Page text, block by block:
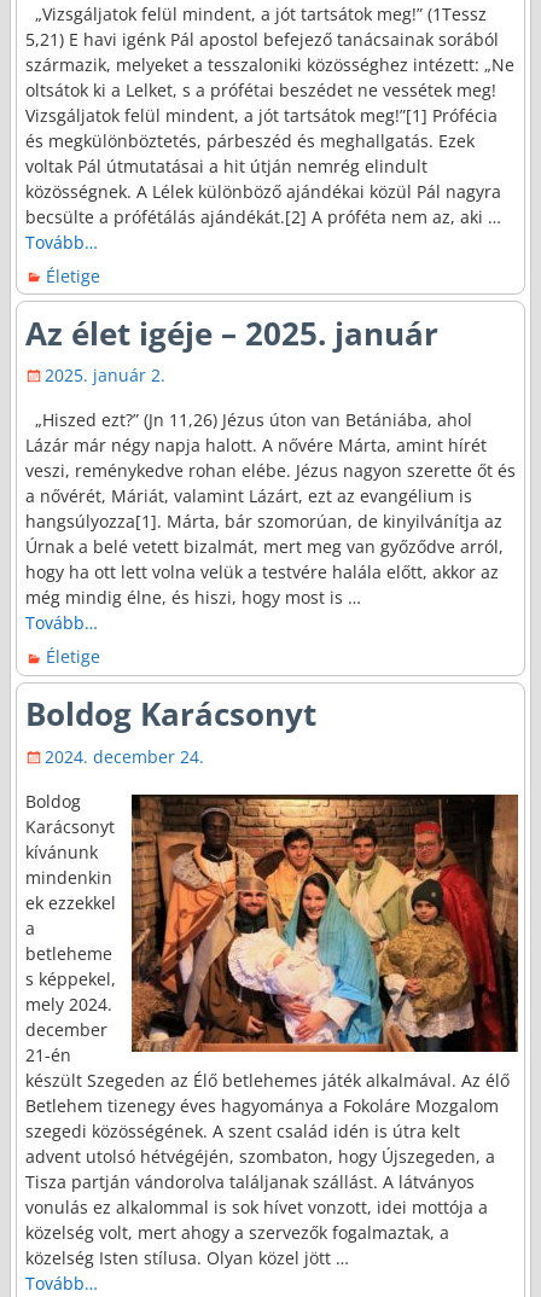
„Vizsgáljatok felül mindent, a jót tartsátok meg!” (1Tessz
5,21) E havi igénk Pál apostol befejező tanácsainak sorából
származik, melyeket a tesszaloniki közösséghez intézett: „Ne
oltsátok ki a Lelket, s a prófétai beszédet ne vessétek meg!
Vizsgáljatok felül mindent, a jót tartsátok meg!”[1] Prófécia
és megkülönböztetés, párbeszéd és meghallgatás. Ezek
voltak Pál útmutatásai a hit útján nemrég elindult
közösségnek. A Lélek különböző ajándékai közül Pál nagyra
becsülte a prófétálás ajándékát.[2] A próféta nem az, aki …
Tovább…
Életige
Az élet igéje – 2025. január
2025. január 2.
„Hiszed ezt?” (Jn 11,26) Jézus úton van Betániába, ahol
Lázár már négy napja halott. A nővére Márta, amint hírét
veszi, reménykedve rohan elébe. Jézus nagyon szerette őt és
a nővérét, Máriát, valamint Lázárt, ezt az evangélium is
hangsúlyozza[1]. Márta, bár szomorúan, de kinyilvánítja az
Úrnak a belé vetett bizalmát, mert meg van győződve arról,
hogy ha ott lett volna velük a testvére halála előtt, akkor az
még mindig élne, és hiszi, hogy most is …
Tovább…
Életige
Boldog Karácsonyt
2024. december 24.
Boldog
Karácsonyt
kívánunk
mindenkin
ek ezzekkel
a
betleheme
s képpekel,
mely 2024.
december
21-én
készült Szegeden az Élő betlehemes játék alkalmával. Az élő
Betlehem tizenegy éves hagyománya a Fokoláre Mozgalom
szegedi közösségének. A szent család idén is útra kelt
advent utolsó hétvégéjén, szombaton, hogy Újszegeden, a
Tisza partján vándorolva találjanak szállást. A látványos
vonulás ez alkalommal is sok hívet vonzott, idei mottója a
közelség volt, mert ahogy a szervezők fogalmaztak, a
közelség Isten stílusa. Olyan közel jött …
Tovább…